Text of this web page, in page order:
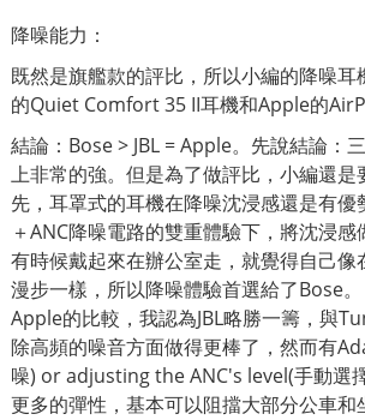
降噪能力：
既然是旗艦款的評比，所以小編的降噪耳
的Quiet Comfort 35 II耳機和Apple的
結論：Bose > JBL = Apple。先說結論：
上非常的強。但是為了做評比，小編還是
先，耳罩式的耳機在降噪沈浸感還是有
＋ANC降噪電路的雙重體驗下，將沈浸
有時候戴起來在辦公室走，就覺得自己像
漫步一樣，所以降噪體驗首選給了Bose。
Apple的比較，我認為JBL略勝一籌，與
除高頻的噪音方面做得更棒了，然而有
噪) or adjusting the ANC's level(手動選
更多的彈性，基本可以阻擋大部分公車和